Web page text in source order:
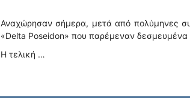
Αναχώρησαν σήμερα, μετά από πολύμηνες
«Delta Poseidon» που παρέμεναν δεσμευμένα
Η τελική …